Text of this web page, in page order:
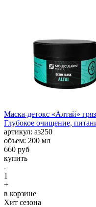
Маска-детокс «Алтай»
Глубокое очищение,
aртикул: аз250
объем: 200 мл
660 руб
купить
-
1
+
в корзине
Хит сезона